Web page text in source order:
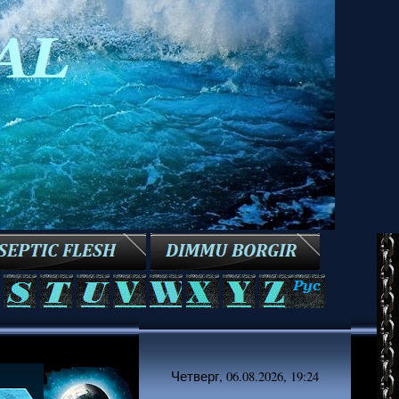
Четверг, 06.08.2026, 19:24